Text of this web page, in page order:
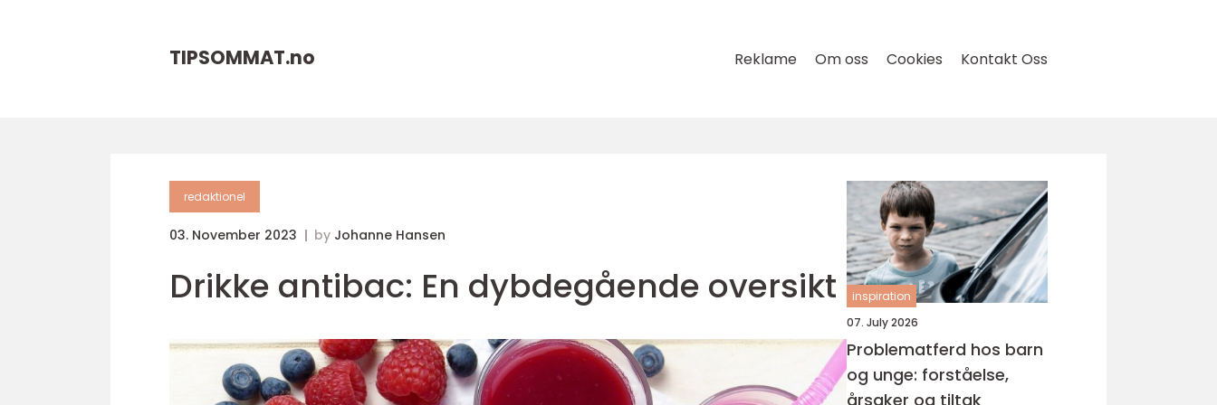
TIPSOMMAT.no Reklame Om oss Cookies Kontakt Oss
redaktionel
03. November 2023 by Johanne Hansen
Drikke antibac: En dybdegående oversikt
inspiration
07. July 2026
Problematferd hos barn
og unge: forståelse,
årsaker og tiltak